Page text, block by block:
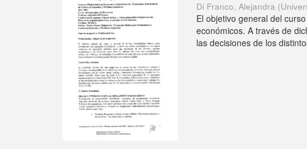
Di Franco, Alejandra (
El objetivo general del
económicos. A través de
las decisiones de los